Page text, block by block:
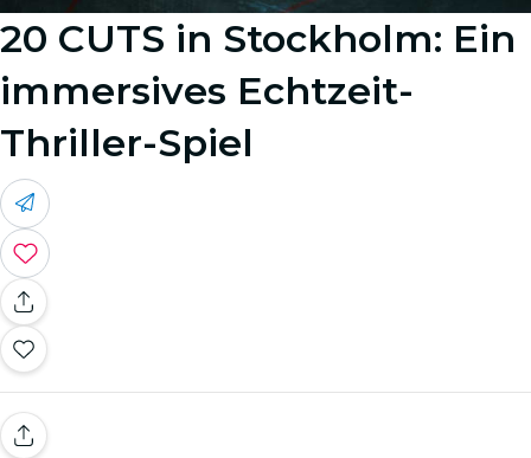
20 CUTS in Stockholm: Ein
immersives Echtzeit-
Thriller-Spiel